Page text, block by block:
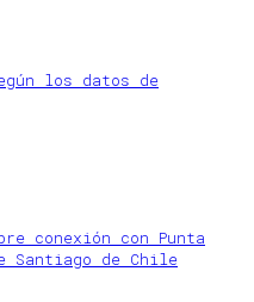
los datos de
conexión con Punta
Santiago de Chile